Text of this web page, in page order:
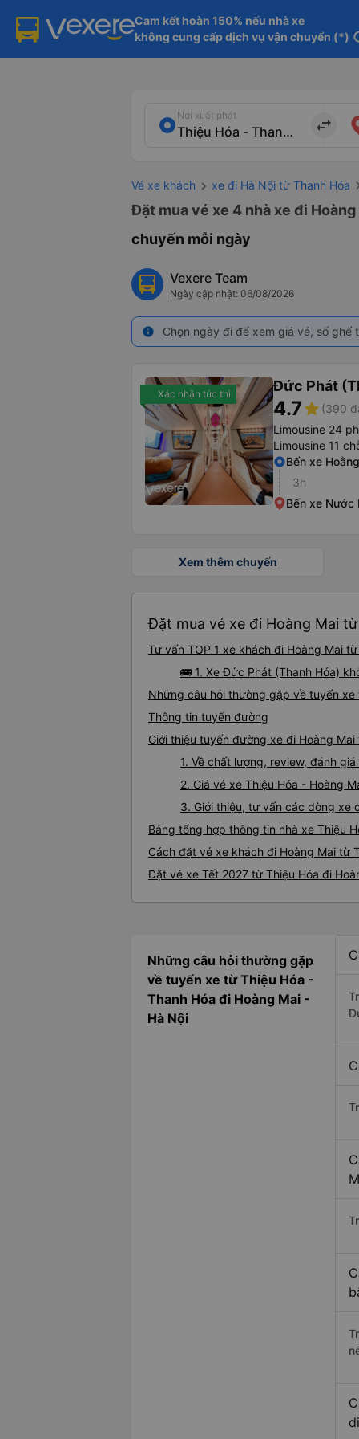
Cam kết hoàn 150% nếu nhà xe
không cung cấp dịch vụ vận chuyển (*)
Nơi xuất phát
import_export
Vé xe khách xe đi Hà Nội từ Thanh Hóa
Đặt mua vé xe 4 nhà xe đi
chuyến mỗi ngày
Vexere Team
Ngày cập nhật: 06/08/2026
info Chọn ngày đi để xem giá vé, số
Xác nhận tức thì Đức Phát
4.7star (390
Limousine 24
Limousine 11
Bến xe
3h
Bến xe Nước
Xem thêm chuyến
Đặt mua vé xe đi Hoàng Mai
Tư vấn TOP 1 xe khách đi Hoàng Mai
🚌 1. Xe Đức Phát (Thanh Hóa)
Những câu hỏi thường gặp về tuyến xe
Thông tin tuyến đường
Giới thiệu tuyến đường xe đi Hoàng Mai
1. Về chất lượng, review, đánh
2. Giá vé xe Thiệu Hóa - Hoàng
3. Giới thiệu, tư vấn các dòng xe
Bảng tổng hợp thông tin nhà xe Thiệu
Cách đặt vé xe khách đi Hoàng Mai từ
Đặt vé xe Tết 2027 từ Thiệu Hóa đi
Những câu hỏi thường gặp
về tuyến xe từ Thiệu Hóa -
Thanh Hóa đi Hoàng Mai -
Hà Nội